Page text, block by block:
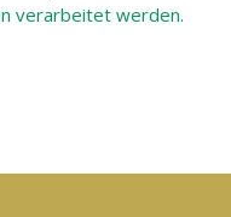
verarbeitet werden.